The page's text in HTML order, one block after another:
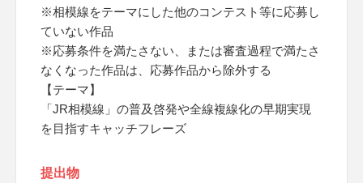
※相模線をテーマにした他のコンテスト等に応募し
ていない作品
※応募条件を満たさない、または審査過程で満たさ
なくなった作品は、応募作品から除外する
【テーマ】
「JR相模線」の普及啓発や全線複線化の早期実現
を目指すキャッチフレーズ
提出物